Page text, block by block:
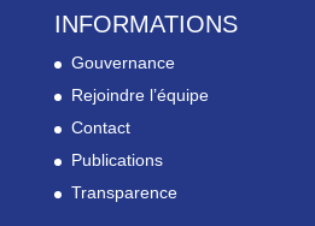
INFORMATIONS
Gouvernance
Rejoindre l’équipe
Contact
Publications
Transparence